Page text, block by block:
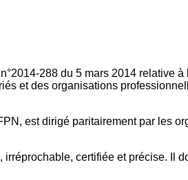
288 du 5 mars 2014 relative
et des organisations
est dirigé paritairement par les
certifiée et précise.